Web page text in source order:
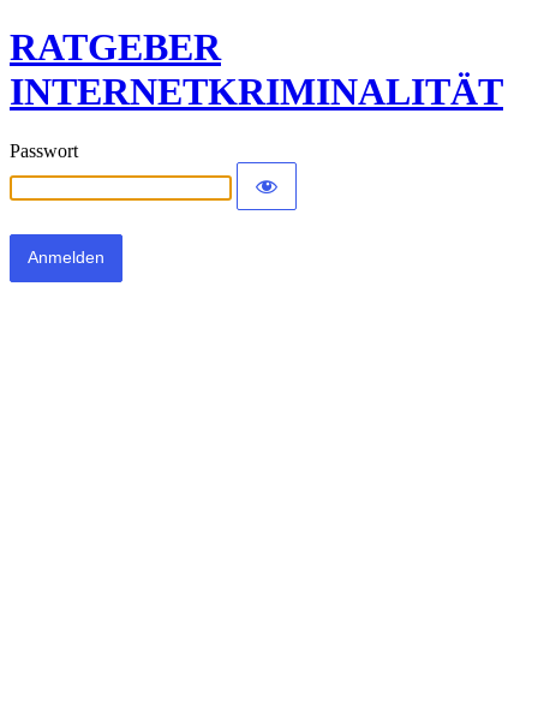
RATGEBER
INTERNETKRIMINALITÄT
Passwort